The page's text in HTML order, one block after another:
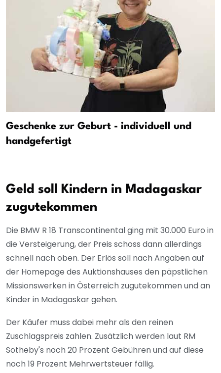
Geschenke zur Geburt - individuell und
handgefertigt
Geld soll Kindern in Madagaskar
zugutekommen
Die BMW R 18 Transcontinental ging mit 30.000 Euro in
die Versteigerung, der Preis schoss dann allerdings
schnell nach oben. Der Erlös soll nach Angaben auf
der Homepage des Auktionshauses den päpstlichen
Missionswerken in Österreich zugutekommen und an
Kinder in Madagaskar gehen.
Der Käufer muss dabei mehr als den reinen
Zuschlagspreis zahlen. Zusätzlich werden laut RM
Sotheby's noch 20 Prozent Gebühren und auf diese
noch 19 Prozent Mehrwertsteuer fällig.